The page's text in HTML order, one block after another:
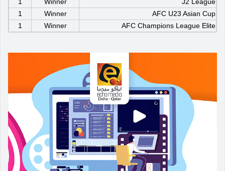
AFC U23 Asian Cup
Winner
1
AFC Champions League Elite
Winner
1